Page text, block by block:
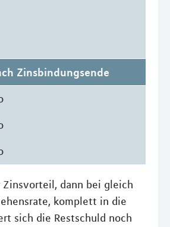
Zinsbindungsende
dann bei gleich
komplett in die
sich die Restschuld noch